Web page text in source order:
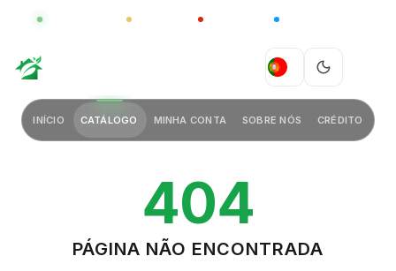
CHINA
PT
INÍCIO CATÁLOGO MINHA CONTA SOBRE NÓS CRÉDITO
404
PÁGINA NÃO ENCONTRADA